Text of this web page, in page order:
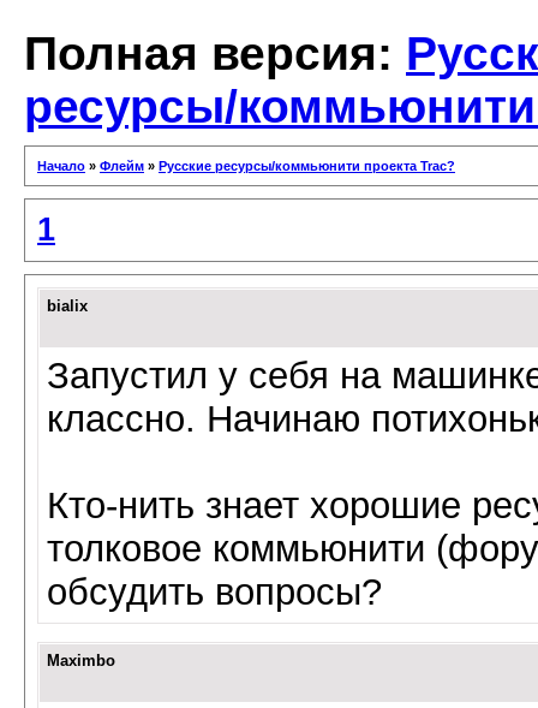
Полная версия:
ресурсы/коммьюнити
Начало » Флейм » Русские ресурсы/коммьюнити проекта Trac?
1
bialix
Запустил у себя на
классно. Начинаю
Кто-нить знает хорошие
толковое коммьюнити
обсудить вопросы?
Maximbo